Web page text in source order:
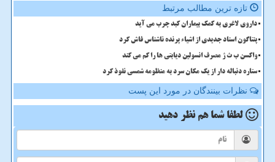
تازه ترین مطالب مرتبط
داروی لاغری به کمک بیماران کبد چرب می آید
پنتاگون اسناد جدیدی از اشیاء پرنده ناشناس فاش کرد
واکسن ب ث ژ مصرف انسولین دیابتی ها را کم می کند
ستاره دنباله دار از یک مکان سرد به منظومه شمسی نفوذ کرد
نظرات بینندگان در مورد این پست
لطفا شما هم نظر دهید